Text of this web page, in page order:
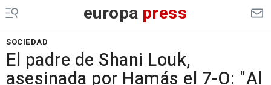
europa press
SOCIEDAD
El padre de Shani Louk,
asesinada por Hamás el 7-O: "Al